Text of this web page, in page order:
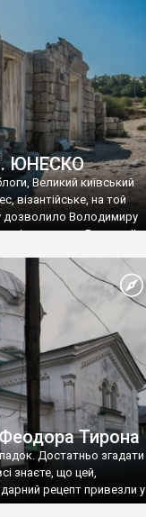
з фондів об’єкту
Таврійського».
але експерти та
[…]
ЮНЕСКО
Великий київський
візантійське, на той
дозволило Володимиру
імператору Василю ІІ,
Василем-
Русі. На честь
[…]
Тирона
Достатньо згадати
знаєте, що цей,
рецепт привезли у